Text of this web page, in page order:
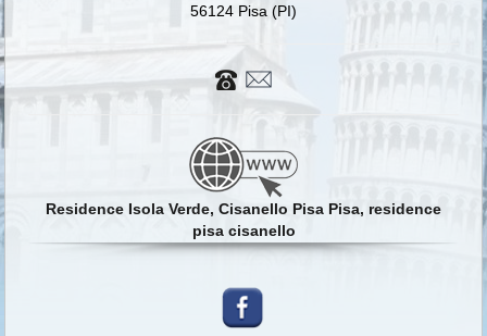
56124 Pisa (PI)
Residence Isola Verde, Cisanello Pisa Pisa, residence
pisa cisanello